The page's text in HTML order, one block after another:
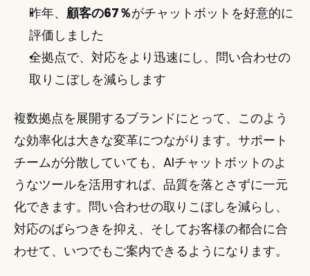
昨年、 顧客の67％がチャットボットを好意的に
評価しました
全拠点で、対応をより迅速にし、問い合わせの
取りこぼしを減らします
複数拠点を展開するブランドにとって、このよう
な効率化は大きな変革につながります。サポート
チームが分散していても、AIチャットボットのよ
うなツールを活用すれば、品質を落とさずに一元
化できます。問い合わせの取りこぼしを減らし、
対応のばらつきを抑え、そしてお客様の都合に合
わせて、いつでもご案内できるようになります。